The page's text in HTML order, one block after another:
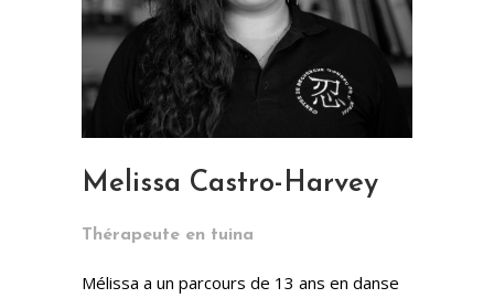
Melissa Castro-Harvey
Thérapeute en tuina
Mélissa a un parcours de 13 ans en danse